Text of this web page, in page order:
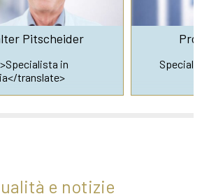
Pitscheider
in
translate>
e notizie